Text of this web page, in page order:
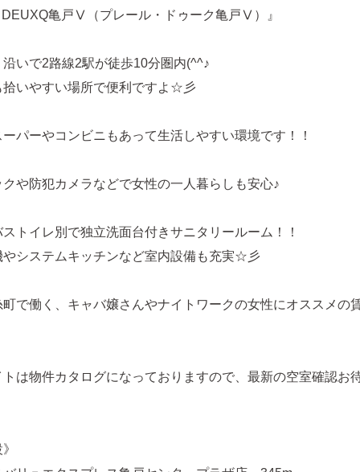
亀戸Ⅴ（プレール・ドゥーク亀戸Ⅴ）』
いで2路線2駅が徒歩10分圏内(^^♪
拾いやすい場所で便利ですよ☆彡
パーやコンビニもあって生活しやすい環境です！！
や防犯カメラなどで女性の一人暮らしも安心♪
トイレ別で独立洗面台付きサニタリールーム！！
やシステムキッチンなど室内設備も充実☆彡
で働く、キャバ嬢さんやナイトワークの女性にオススメの
は物件カタログになっておりますので、最新の空室確認お